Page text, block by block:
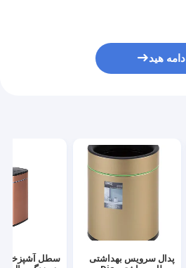
ادامه هید
پدال سرویس بهداشتی
سطل آشپزخانه